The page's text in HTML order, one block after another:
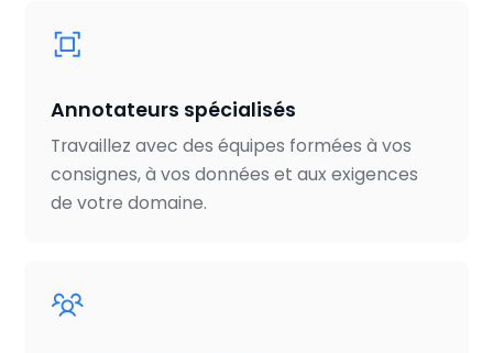
Annotateurs spécialisés
Travaillez avec des équipes formées à vos
consignes, à vos données et aux exigences
de votre domaine.